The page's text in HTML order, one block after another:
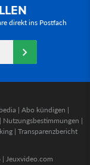
direkt ins Postfach
| Abo kündigen |
| Nutzungsbestimmungen |
| Transparenzbericht
| Jeuxvideo.com